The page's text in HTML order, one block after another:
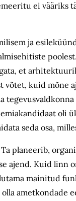
ei vääriks
ja
et
võtet, kuid mõne
oli
seda osa,
planeerib,
ajend. Kuid linn
mainitud
ametkondade